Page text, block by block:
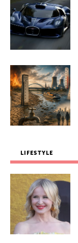
LIFESTYLE